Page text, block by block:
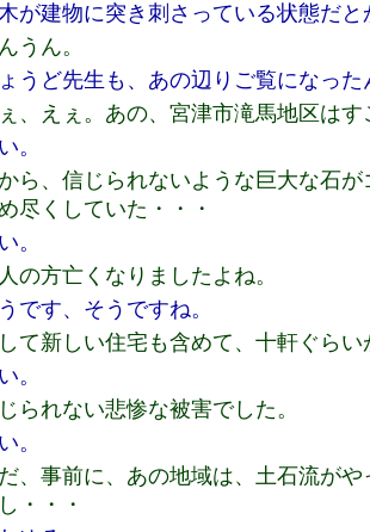
が建物に突き刺さっている状態だと
うん。
うど先生も、あの辺りご覧になった
、えぇ。あの、宮津市滝馬地区は
。
ら、信じられないような巨大な石
尽くしていた・・・
。
の方亡くなりましたよね。
です、そうですね。
て新しい住宅も含めて、十軒ぐら
。
られない悲惨な被害でした。
。
、事前に、あの地域は、土石流が
・・・